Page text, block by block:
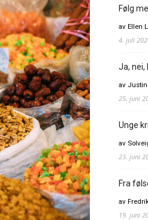
Følg
av Ellen
4. juli
Ja, nei,
av
25. juni
Unge
av
23. juni
Fra
av
19. juni